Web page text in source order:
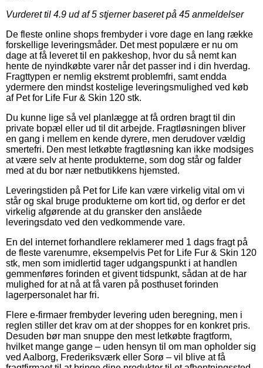
Vurderet til 4.9 ud af 5 stjerner baseret på 45 anmeldelser
De fleste online shops frembyder i vore dage en lang række
forskellige leveringsmåder. Det mest populære er nu om
dage at få leveret til en pakkeshop, hvor du så nemt kan
hente de nyindkøbte varer når det passer ind i din hverdag.
Fragttypen er nemlig ekstremt problemfri, samt endda
ydermere den mindst kostelige leveringsmulighed ved køb
af Pet for Life Fur & Skin 120 stk.
Du kunne lige så vel planlægge at få ordren bragt til din
private bopæl eller ud til dit arbejde. Fragtløsningen bliver
en gang i mellem en kende dyrere, men derudover vældig
smertefri. Den mest letkøbte fragtløsning kan ikke modsiges
at være selv at hente produkterne, som dog står og falder
med at du bor nær netbutikkens hjemsted.
Leveringstiden på Pet for Life kan være virkelig vital om vi
står og skal bruge produkterne om kort tid, og derfor er det
virkelig afgørende at du gransker den anslåede
leveringsdato ved den vedkommende vare.
En del internet forhandlere reklamerer med 1 dags fragt på
de fleste varenumre, eksempelvis Pet for Life Fur & Skin 120
stk, men som imidlertid tager udgangspunkt i at handlen
gemmenføres forinden et givent tidspunkt, sådan at de har
mulighed for at nå at få varen på posthuset forinden
lagerpersonalet har fri.
Flere e-firmaer frembyder levering uden beregning, men i
reglen stiller det krav om at der shoppes for en konkret pris.
Desuden bør man snuppe den mest letkøbte fragtform,
hvilket mange gange – uden hensyn til om man opholder sig
ved Aalborg, Frederiksværk eller Sorø – vil blive at få